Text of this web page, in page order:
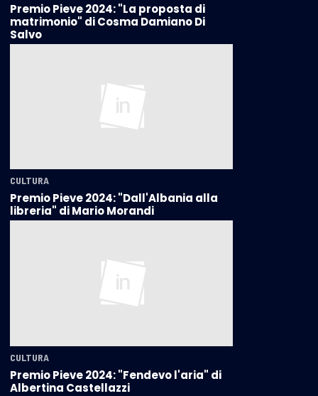
Premio Pieve 2024: "La proposta di
matrimonio" di Cosma Damiano Di
Salvo
CULTURA
Premio Pieve 2024: "Dall'Albania alla
libreria" di Mario Morandi
CULTURA
Premio Pieve 2024: "Fendevo l'aria" di
Albertina Castellazzi